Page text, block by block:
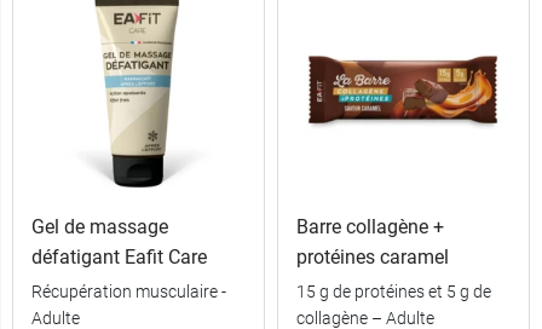
Gel de massage
défatigant Eafit Care
Récupération musculaire -
Adulte
Barre collagène +
protéines caramel
15 g de protéines et 5 g de
collagène – Adulte